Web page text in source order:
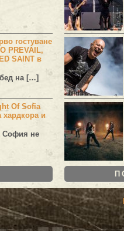
гостуване
PREVAIL,
SAINT в
на […]
Of Sofia
хардкора и
София не